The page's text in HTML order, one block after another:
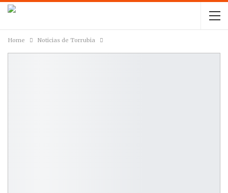
Home Noticias de Torrubia